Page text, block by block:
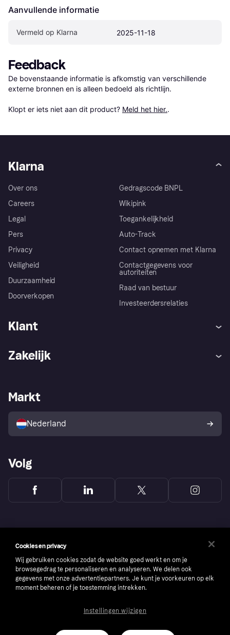
Aanvullende informatie
Vermeld op Klarna 2025-11-18
Feedback
De bovenstaande informatie is afkomstig van verschillende
externe bronnen en is alleen bedoeld als richtlijn.
Klopt er iets niet aan dit product? Meld het hier..
Klarna
Over ons
Careers
Legal
Pers
Privacy
Veiligheid
Duurzaamheid
Doorverkopen
Gedragscode BNPL
Wikipink
Toegankelijkheid
Auto-Track
Contact opnemen met Klarna
Contactgegevens voor
autoriteiten
Raad van bestuur
Investeerdersrelaties
Klant
Winkeloverzicht
Kopersbescherming voor
consumenten
Zakelijk
Zakelijke login
Markt
Nederland
Volg
number: 556737-0431
Cookies en privacy
Wij gebruiken cookies zodat de website goed werkt en om je
browsegedrag te personaliseren en analyseren. We delen ook
gegevens met onze advertentiepartners. Je kunt je voorkeuren op elk
moment beheren of je toestemming intrekken.
Instellingen wijzigen